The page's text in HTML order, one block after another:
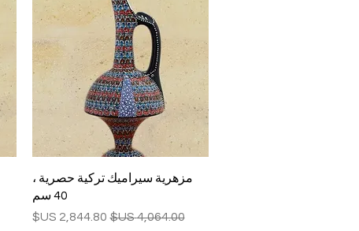
العرض السريع
مزهرية سيراميك تركية حصرية ،
40 سم
سعر عادي‏4,064.00 US$ سعر البيع